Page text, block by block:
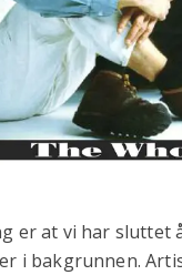
er at vi har sluttet
i bakgrunnen.